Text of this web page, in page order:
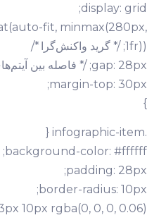
display: grid;
fit, minmax(280px,
1fr)); /* گرید واکنش‌گرا */
gap: 28px; /* فاصله بین آیتم‌های گرید */
margin-top: 30px;
}
.infographic-item {
background-color: #ffffff;
padding: 28px;
border-radius: 10px;
10px rgba(0, 0, 0, 0.06);